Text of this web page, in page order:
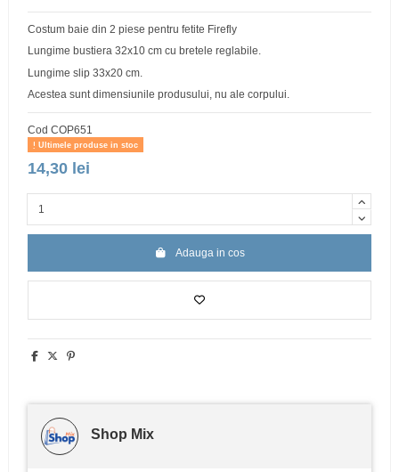
Costum baie din 2 piese pentru fetite Firefly
Lungime bustiera 32x10 cm cu bretele reglabile.
Lungime slip 33x20 cm.
Acestea sunt dimensiunile produsului, nu ale corpului.
Cod COP651
Ultimele produse in stoc
14,30 lei
Adauga in cos
Shop Mix